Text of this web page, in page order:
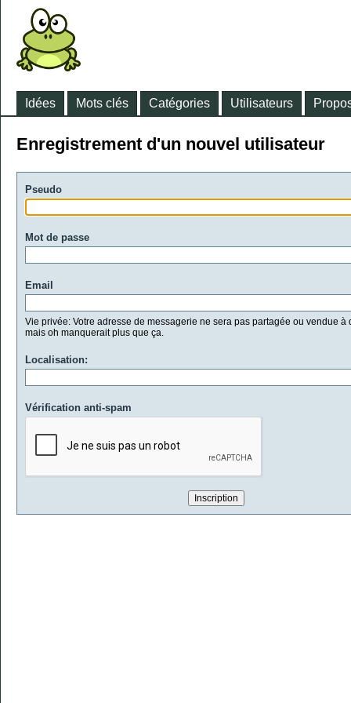
Idées Mots clés Catégories Utilisateurs
Enregistrement d'un nouvel utilisateur
Pseudo
Mot de passe
Email
Vie privée: Votre adresse de messagerie ne sera pas partagée ou vendue à
mais oh manquerait plus que ça.
Localisation:
Vérification anti-spam